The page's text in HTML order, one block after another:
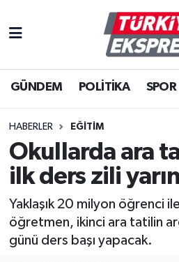
GÜNDEM POLİTİKA SPOR
HABERLER EĞİTİM
Okullarda ara
ilk ders zili
Yaklaşık 20 milyon öğrenci
öğretmen, ikinci ara tatilin
günü ders başı yapacak.
İstanbul Nöbetçi
İstanbul Hava Durumu
İstanbul Namaz Vakitleri
İstanbul Trafik Yoğunluk
Tüm Manşetler